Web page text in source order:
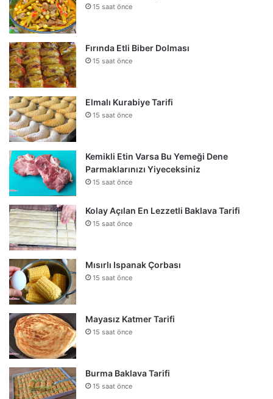
15 saat önce
Fırında Etli Biber Dolması
15 saat önce
Elmalı Kurabiye Tarifi
15 saat önce
Kemikli Etin Varsa Bu Yemeği Dene
Parmaklarınızı Yiyeceksiniz
15 saat önce
Kolay Açılan En Lezzetli Baklava Tarifi
15 saat önce
Mısırlı Ispanak Çorbası
15 saat önce
Mayasız Katmer Tarifi
15 saat önce
Burma Baklava Tarifi
15 saat önce